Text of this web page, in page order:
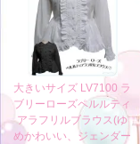
大きいサイズ LV7100 ラ
ブリーローズペルルティ
アラフリルブラウス(ゆ
めかわいい、ジェンダー